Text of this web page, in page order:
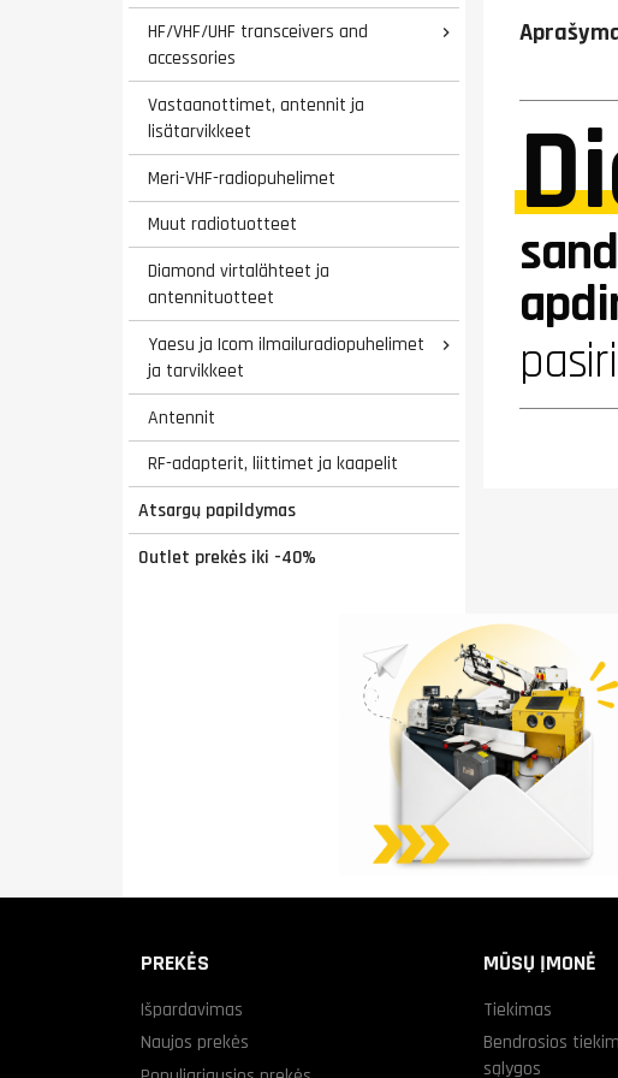
HF/VHF/UHF transceivers and
accessories

Vastaanottimet, antennit ja
lisätarvikkeet
Meri-VHF-radiopuhelimet
Muut radiotuotteet
Diamond virtalähteet ja
antennituotteet
Yaesu ja Icom ilmailuradiopuhelimet
ja tarvikkeet

Antennit
RF-adapterit, liittimet ja kaapelit
Atsargų papildymas
Outlet prekės iki -40%
PREKĖS
Išpardavimas
Naujos prekės
MŪSŲ ĮMONĖ
Tiekimas
Bendrosios
sąlygos